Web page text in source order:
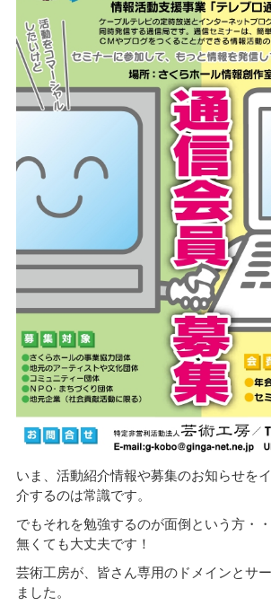
いま、活動紹介情報や募集のお知らせを
介するのは常識です。
でもそれを勉強するのが面倒という方・
無くても大丈夫です！
芸術工房が、皆さん専用のドメインとサ
ました。